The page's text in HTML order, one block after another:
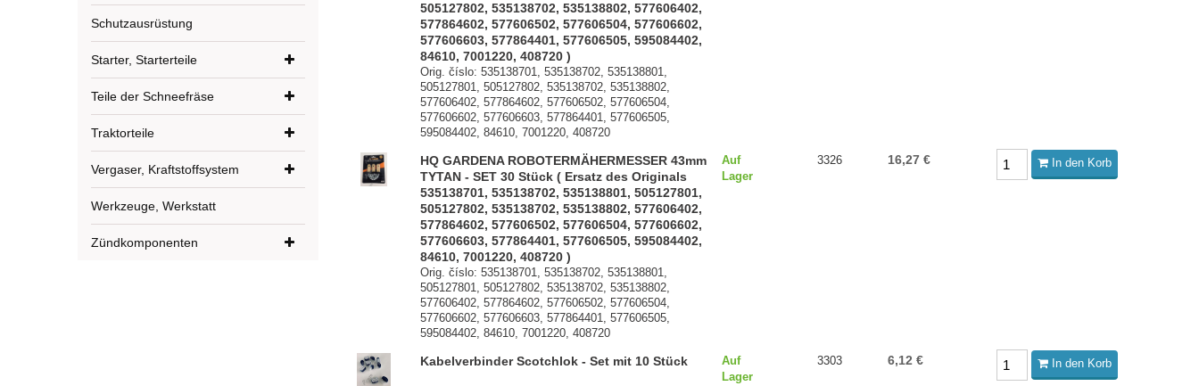
Schutzausrüstung
Starter, Starterteile
Teile der Schneefräse
Traktorteile
Vergaser, Kraftstoffsystem
Werkzeuge, Werkstatt
Zündkomponenten
505127802, 535138702, 535138802, 577606402,
577864602, 577606502, 577606504, 577606602,
577606603, 577864401, 577606505, 595084402,
84610, 7001220, 408720 )
Orig. číslo: 535138701, 535138702, 535138801,
505127801, 505127802, 535138702, 535138802,
577606402, 577864602, 577606502, 577606504,
577606602, 577606603, 577864401, 577606505,
595084402, 84610, 7001220, 408720
HQ GARDENA ROBOTERMÄHERMESSER 43mm
TYTAN - SET 30 Stück ( Ersatz des Originals
535138701, 535138702, 535138801, 505127801,
505127802, 535138702, 535138802, 577606402,
577864602, 577606502, 577606504, 577606602,
577606603, 577864401, 577606505, 595084402,
84610, 7001220, 408720 )
Orig. číslo: 535138701, 535138702, 535138801,
505127801, 505127802, 535138702, 535138802,
577606402, 577864602, 577606502, 577606504,
577606602, 577606603, 577864401, 577606505,
595084402, 84610, 7001220, 408720
Auf
Lager
3326 16,27 € In den Korb
Kabelverbinder Scotchlok - Set mit 10 Stück
Auf
Lager
3303 6,12 € In den Korb